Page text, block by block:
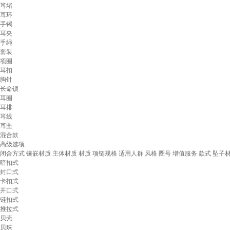
耳堵
耳环
手镯
耳夹
手绳
套装
项圈
耳扣
胸针
长命锁
耳圈
耳排
耳线
耳坠
混合款
高级选项:
闭合方式 镶嵌材质 主体材质 材质 项链规格 适用人群 风格 圈号 增值服务 款式 坠子
暗扣式
封口式
卡扣式
开口式
链扣式
推拉式
贝壳
贝珠